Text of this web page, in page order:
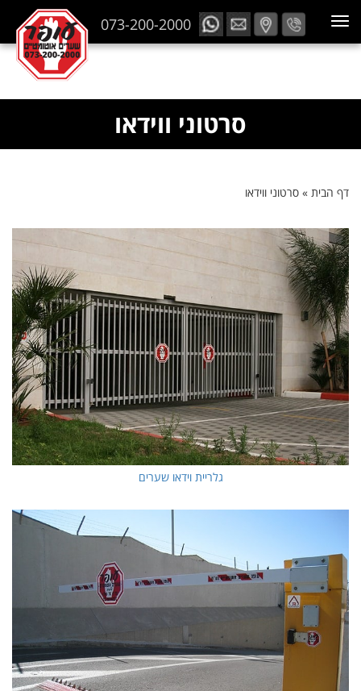
073-200-2000
סרטוני ווידאו
דף הבית » סרטוני ווידאו
גלריית וידאו שערים